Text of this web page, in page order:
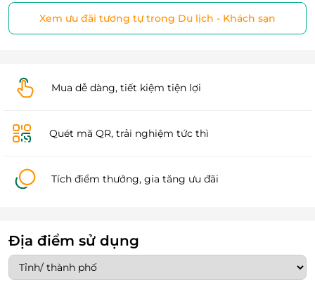
Xem ưu đãi tương tự trong Du lịch - Khách sạn
Mua dễ dàng, tiết kiệm tiện lợi
Quét mã QR, trải nghiệm tức thì
Tích điểm thưởng, gia tăng ưu đãi
Địa điểm sử dụng